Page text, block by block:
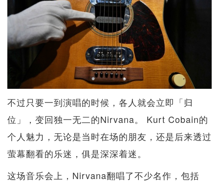
不过只要一到演唱的时候，各人就会立即「归
位」，变回独一无二的Nirvana。 Kurt Cobain的
个人魅力，无论是当时在场的朋友，还是后来透过
萤幕翻看的乐迷，俱是深深着迷。
这场音乐会上，Nirvana翻唱了不少名作，包括